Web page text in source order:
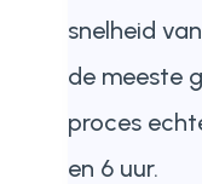
snelheid
de meeste
proces
en 6 uur.